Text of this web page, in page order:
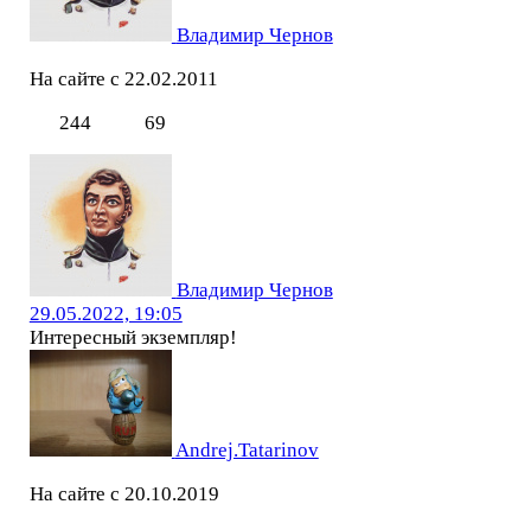
Владимир Чернов
На сайте с 22.02.2011
244
69
Владимир Чернов
29.05.2022, 19:05
Интересный экземпляр!
Andrej.Tatarinov
На сайте с 20.10.2019